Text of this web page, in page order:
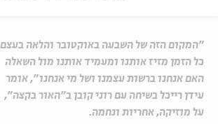
"המקום הזה של השבעה באוקטובר והלאה בעצם
כל הזמן מזיז אותנו ומעמיד אותנו מול השאלה
האם אנחנו ברשות עצמנו ושל מי אנחנו", אומר
עידן רייכל בשיחה עם רוני קובן ב"האור בקצה",
על מוזיקה, אחריות ונחמה.